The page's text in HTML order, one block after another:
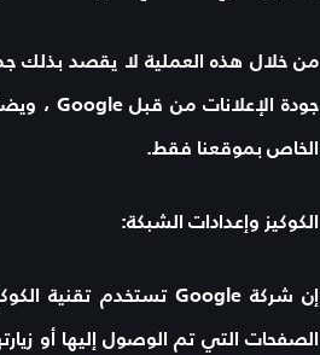
من خلال هذه العملية لا يقصد بذلك
جودة الإعلانات من قبلGoogle ،
الخاص بموقعنا فقط.
الكوكيز وإعدادات الشبكة:
إن شركةGoogle تستخدم تقنية
الصفحات التي تم الوصول إليها أو